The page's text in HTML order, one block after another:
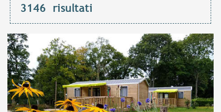
3146 risultati